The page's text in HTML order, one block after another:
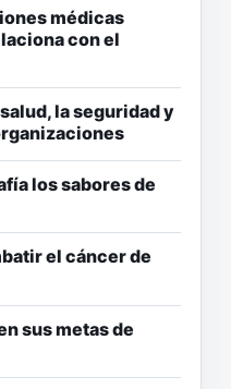
médicas
con el
la seguridad y
los sabores de
el cáncer de
sus metas de